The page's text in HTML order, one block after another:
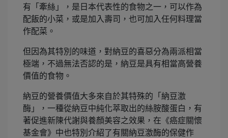
有「牽絲」，是日本代表性的食物之一，可以作為
配飯的小菜，或是加入壽司，也可加入任何料理當
作配菜。
但因為其特別的味道，對納豆的喜惡分為兩派相當
極端，不過無法否認的是，納豆是具有相當高營養
價值的食物。
納豆的營養價值大多來自於其特殊的「納豆激
酶」，一種從納豆中純化萃取出的絲胺酸蛋白，有
著促進新陳代謝與養顏美容之效果，在《癌症關懷
基金會》中也特別介紹了有關納豆激酶的保健作